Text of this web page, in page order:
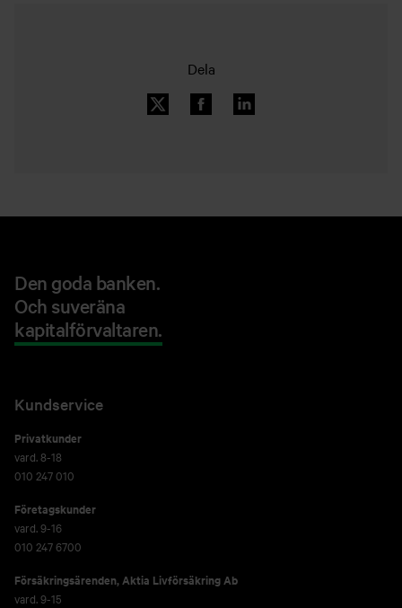
Dela
Den goda banken.
Och suveräna
kapitalförvaltaren.
Kundservice
Privatkunder
vard. 8-18
010 247 010
Företagskunder
vard. 9-16
010 247 6700
Försäkringsärenden,Aktia Livförsäkring Ab
vard. 9-15